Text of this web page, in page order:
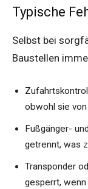
Typische
Selbst bei
Baustellen
obwohl sie
Fußgänger-
getrennt, was
Transponder
gesperrt,